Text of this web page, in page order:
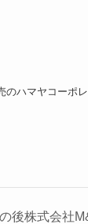
のハマヤコーポ
後株式会社